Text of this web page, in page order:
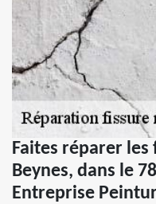
Faites réparer les
Beynes, dans le
Entreprise